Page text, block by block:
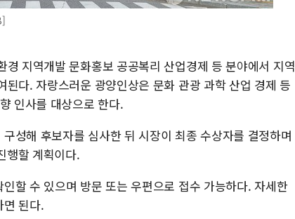
지역개발 문화홍보 공공복리 산업경제 등 분야에서 지역
다. 자랑스러운 광양인상은 문화 관광 과학 산업 경제 등
인사를 대상으로 한다.
성해 후보자를 심사한 뒤 시장이 최종 수상자를 결정하며
행할 계획이다.
할 수 있으며 방문 또는 우편으로 접수 가능하다. 자세한
면 된다.